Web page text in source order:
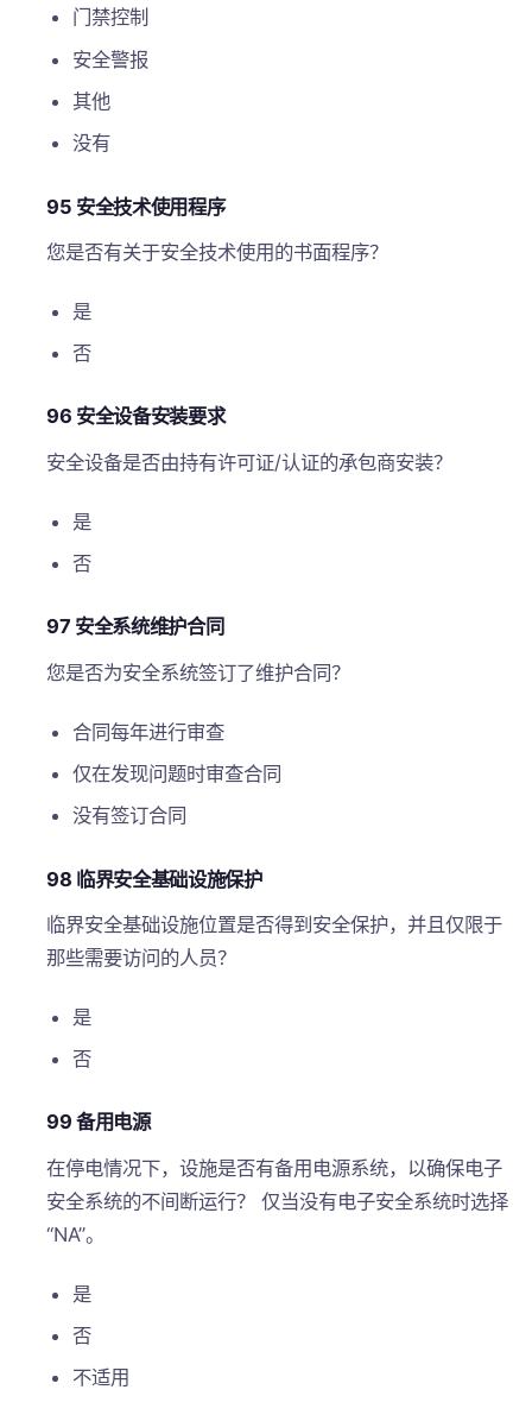
门禁控制
安全警报
其他
没有
95 安全技术使用程序
您是否有关于安全技术使用的书面程序？
是
否
96 安全设备安装要求
安全设备是否由持有许可证/认证的承包商安装？
是
否
97 安全系统维护合同
您是否为安全系统签订了维护合同？
合同每年进行审查
仅在发现问题时审查合同
没有签订合同
98 临界安全基础设施保护
临界安全基础设施位置是否得到安全保护，并且仅限于
那些需要访问的人员？
是
否
99 备用电源
在停电情况下，设施是否有备用电源系统，以确保电子
安全系统的不间断运行？ 仅当没有电子安全系统时选择
“NA”。
是
否
不适用